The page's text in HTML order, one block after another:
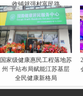
收铺就强村富民路
国家级健康惠民工程落地苏
州 千站布局赋能江苏基层
全民健康新格局